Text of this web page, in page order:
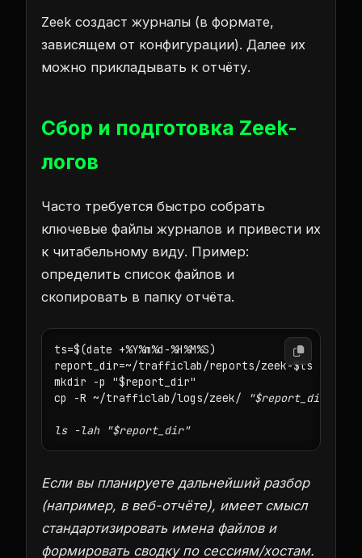
Zeek создаст журналы (в формате,
зависящем от конфигурации). Далее их
можно прикладывать к отчёту.
Сбор и подготовка Zeek-
логов
Часто требуется быстро собрать
ключевые файлы журналов и привести их
к читабельному виду. Пример:
определить список файлов и
скопировать в папку отчёта.
ts=$(date +%Y%m%d-%H%M%S)
report_dir=~/trafficlab/reports/zeek-$ts
mkdir -p "$report_dir"
cp -R ~/trafficlab/logs/zeek/ "$report_dir"/
Если вы планируете дальнейший разбор
(например, в веб-отчёте), имеет смысл
стандартизировать имена файлов и
формировать сводку по сессиям/хостам.